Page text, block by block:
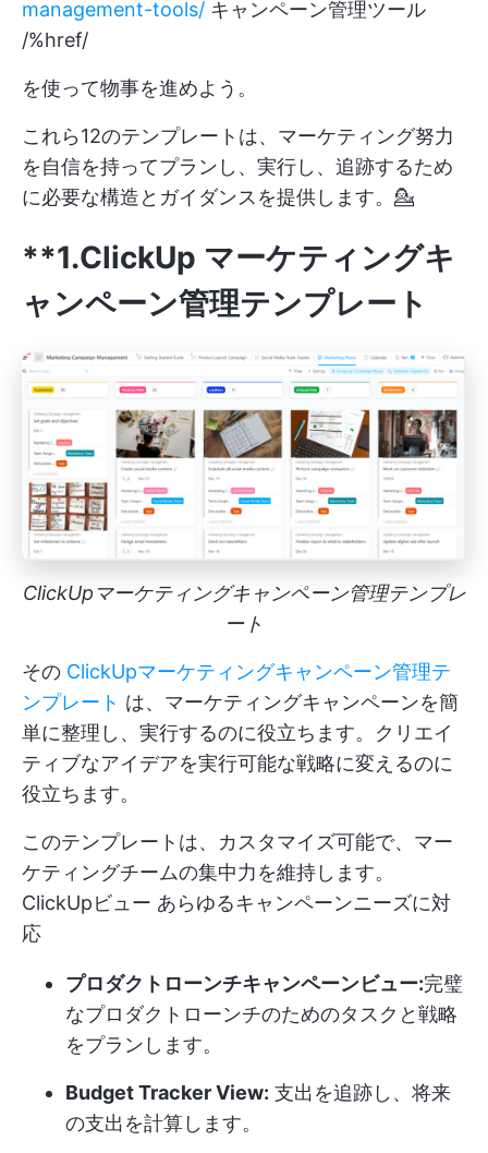
management-tools/ キャンペーン管理ツール
/%href/
を使って物事を進めよう。
これら12のテンプレートは、マーケティング努力
を自信を持ってプランし、実行し、追跡するため
に必要な構造とガイダンスを提供します。💁
**1.ClickUp マーケティングキ
ャンペーン管理テンプレート
ClickUpマーケティングキャンペーン管理テンプレ
ート
その ClickUpマーケティングキャンペーン管理テ
ンプレート は、マーケティングキャンペーンを簡
単に整理し、実行するのに役立ちます。クリエイ
ティブなアイデアを実行可能な戦略に変えるのに
役立ちます。
このテンプレートは、カスタマイズ可能で、マー
ケティングチームの集中力を維持します。
ClickUpビュー あらゆるキャンペーンニーズに対
応
プロダクトローンチキャンペーンビュー:完璧
なプロダクトローンチのためのタスクと戦略
をプランします。
Budget Tracker View: 支出を追跡し、将来
の支出を計算します。